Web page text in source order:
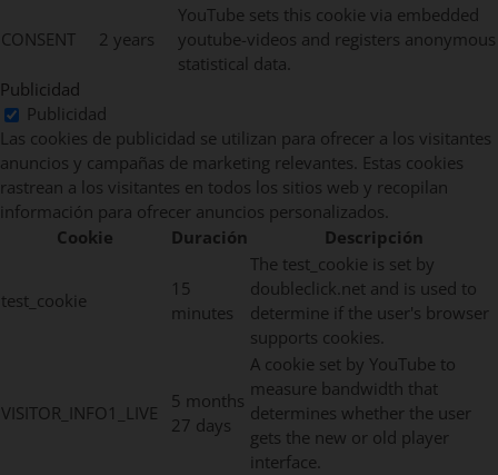
CONSENT 2 years
YouTube sets this cookie via embedded
youtube-videos and registers anonymous
statistical data.
Publicidad
Publicidad
Las cookies de publicidad se utilizan para ofrecer a los visitantes
anuncios y campañas de marketing relevantes. Estas cookies
rastrean a los visitantes en todos los sitios web y recopilan
información para ofrecer anuncios personalizados.
Cookie
Duración Descripción
test_cookie
15
minutes
The test_cookie is set by
doubleclick.net and is used to
determine if the user's browser
supports cookies.
VISITOR_INFO1_LIVE
5 months
27 days
A cookie set by YouTube to
measure bandwidth that
determines whether the user
gets the new or old player
interface.